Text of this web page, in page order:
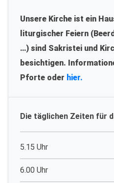
Unsere Kirche ist ein
liturgischer Feiern
…) sind Sakristei und
besichtigen.
Pforte oder hier.
Die täglichen Zeiten für
5.15 Uhr
6.00 Uhr